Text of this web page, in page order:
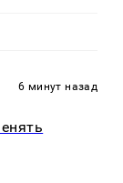
6 минут назад